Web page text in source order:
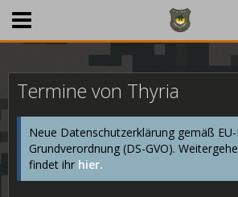
Termine von Thyria
Neue Datenschutzerklärung gemäß
Grundverordnung (DS-GVO).
findet ihr hier.